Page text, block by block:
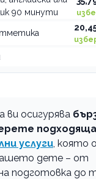
90 минути
осигурява
подходяща
услуги, която
дете – от
подготовка до